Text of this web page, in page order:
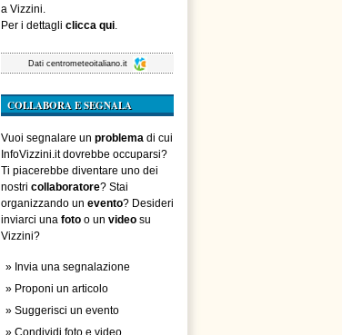
a Vizzini.
Per i dettagli clicca qui.
Dati centrometeoitaliano.it
COLLABORA E SEGNALA
Vuoi segnalare un problema di cui
InfoVizzini.it dovrebbe occuparsi?
Ti piacerebbe diventare uno dei
nostri collaboratore? Stai
organizzando un evento? Desideri
inviarci una foto o un video su
Vizzini?
» Invia una segnalazione
» Proponi un articolo
» Suggerisci un evento
» Condividi foto e video